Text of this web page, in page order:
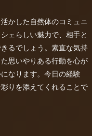
かした自然体のコミュニ
ェらしい魅力で、相手と
るでしょう。素直な気持
思いやりある行動を心が
なります。今日の経験
りを添えてくれることで